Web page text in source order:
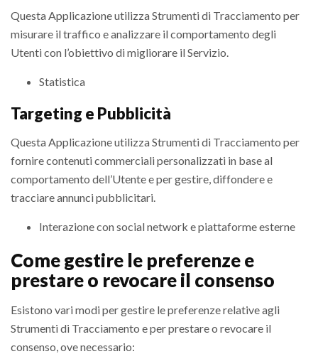
Questa Applicazione utilizza Strumenti di Tracciamento per
misurare il traffico e analizzare il comportamento degli
Utenti con l’obiettivo di migliorare il Servizio.
Statistica
Targeting e Pubblicità
Questa Applicazione utilizza Strumenti di Tracciamento per
fornire contenuti commerciali personalizzati in base al
comportamento dell’Utente e per gestire, diffondere e
tracciare annunci pubblicitari.
Interazione con social network e piattaforme esterne
Come gestire le preferenze e
prestare o revocare il consenso
Esistono vari modi per gestire le preferenze relative agli
Strumenti di Tracciamento e per prestare o revocare il
consenso, ove necessario: